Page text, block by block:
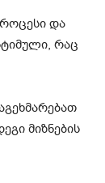
და
რაც
მიზნების